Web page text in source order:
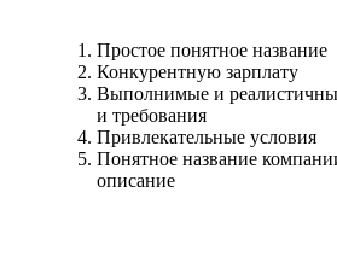
Простое понятное название
Конкурентную зарплату
Выполнимые и
и требования
Привлекательные условия
Понятное название
описание